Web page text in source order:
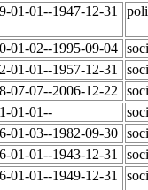
01-01--1947-12-31
01-02--1995-09-04
01-01--1957-12-31
07-07--2006-12-22
01-01--
01-03--1982-09-30
01-01--1943-12-31
01-01--1949-12-31